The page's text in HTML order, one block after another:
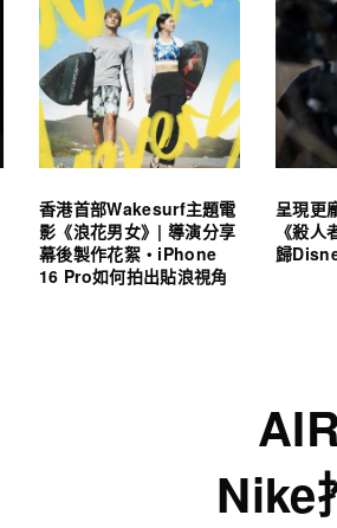
香港首部Wakesurf主題電
影《浪花男女》| 導演分享
幕後製作花絮・iPhone
16 Pro如何拍出貼浪視角
呈現更
《殺
歸
Nike